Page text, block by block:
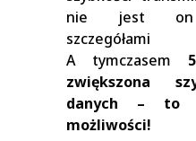
nie jest on
A tymczasem
zwiększona
danych – to
możliwości!